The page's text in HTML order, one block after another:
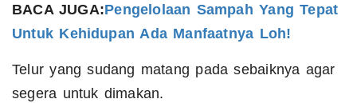
BACA JUGA:Pengelolaan Sampah Yang Tepat
Untuk Kehidupan Ada Manfaatnya Loh!
Telur yang sudang matang pada sebaiknya agar
segera untuk dimakan.